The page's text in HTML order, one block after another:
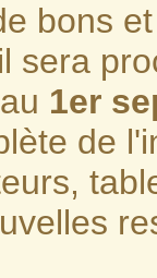
bons
sera
1er
de